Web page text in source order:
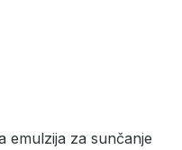
emulzija za sunčanje